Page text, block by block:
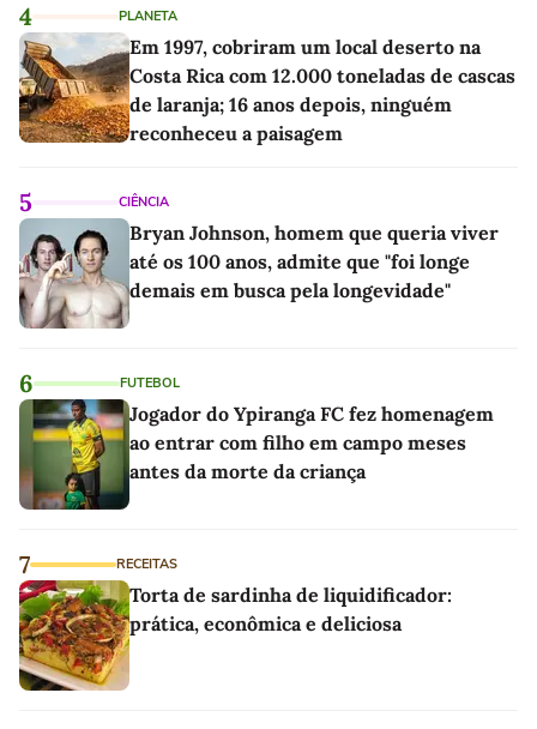
4 PLANETA
Em 1997, cobriram um local deserto na
Costa Rica com 12.000 toneladas de cascas
de laranja; 16 anos depois, ninguém
reconheceu a paisagem
5 CIÊNCIA
Bryan Johnson, homem que queria viver
até os 100 anos, admite que "foi longe
demais em busca pela longevidade"
6 FUTEBOL
Jogador do Ypiranga FC fez homenagem
ao entrar com filho em campo meses
antes da morte da criança
7 RECEITAS
Torta de sardinha de liquidificador:
prática, econômica e deliciosa